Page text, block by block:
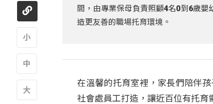
間，由專業保母負責照顧4名0到6歲
造更友善的職場托育環境。
在溫馨的托育室裡，家長們陪伴
社會處員工打造，讓近百位有托育